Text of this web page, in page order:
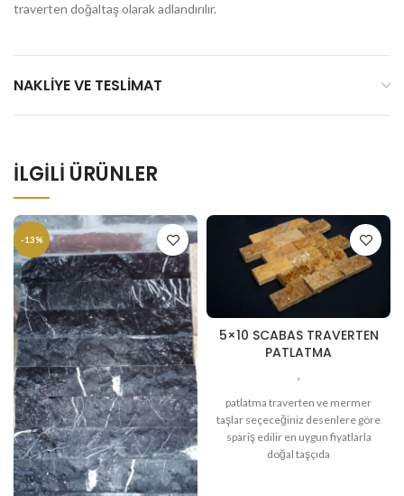
traverten doğaltaş olarak adlandırılır.
NAKLIYE VE TESLIMAT
İLGILI ÜRÜNLER
-13%
5×10 SCABAS TRAVERTEN
PATLATMA
,
patlatma traverten ve mermer
taşlar seçeceğiniz desenlere göre
spariş edilir en uygun fiyatlarla
doğal taşçıda